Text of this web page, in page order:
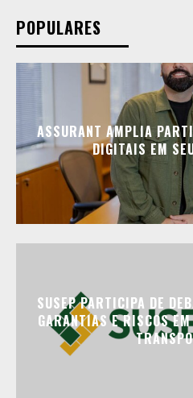
POPULARES
ASSURANT AMPLIA
DIGITAIS EM
SUSEP PARTICIPA DE
GARANTIAS E RISCOS